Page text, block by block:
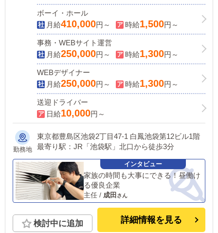
ボーイ・ホール
月給410,000円～ 時給1,500円～
事務・WEBサイト運営
月給250,000円～ 時給1,300円～
WEBデザイナー
月給250,000円～ 時給1,300円～
送迎ドライバー
日給10,000円～
勤務地
東京都豊島区池袋2丁目47-1 白鳳池袋第12ビル1階
最寄り駅：JR「池袋駅」北口から徒歩3分
家族の時間も大事にできる！昼働け
る優良企業
主任 / 成田
検討中に追加 詳細情報を見る